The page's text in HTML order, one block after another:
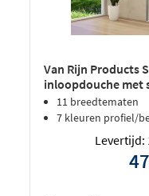
Van Rijn Products
inloopdouche met
chroom
11 breedtematen
7 kleuren profiel/